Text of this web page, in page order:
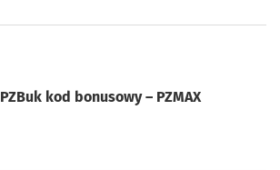
PZBuk kod bonusowy – PZMAX